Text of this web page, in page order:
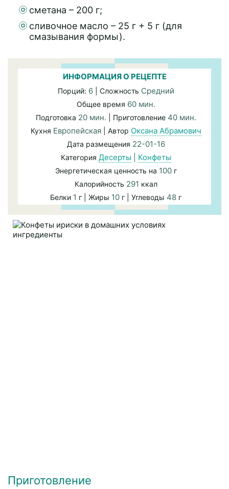
сметана – 200 г;
сливочное масло – 25 г + 5 г (для
смазывания формы).
ИНФОРМАЦИЯ О РЕЦЕПТЕ
Порций: 6| Сложность Средний
Общее время 60 мин.
Подготовка 20 мин. | Приготовление 40 мин.
Кухня Европейская| Автор Оксана Абрамович
Дата размещения 22-01-16
Категория Десерты Конфеты
Энергетическая ценность на 100г
Калорийность 291 ккал
Белки 1 г | Жиры 10 г | Углеводы 48 г
Приготовление